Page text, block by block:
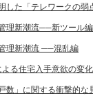
した「テレワークの弱
理新潮流──新ツール編
理新潮流 ──混乱編
る住宅入手意欲の変
数」に関する衝撃的な